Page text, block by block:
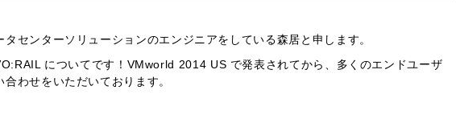
センターソリューションのエンジニアをしている森居と申します。
についてです！VMworld 2014 US で発表されてから、多くのエンドユーザ
わせをいただいております。